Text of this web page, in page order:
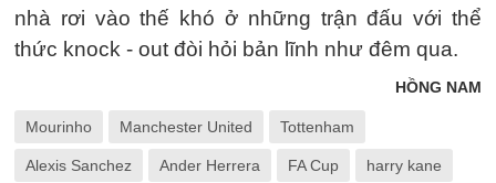
nhà rơi vào thế khó ở những trận đấu với thể
thức knock - out đòi hỏi bản lĩnh như đêm qua.
HỒNG NAM
Mourinho Manchester United Tottenham
Alexis Sanchez Ander Herrera FA Cup harry kane